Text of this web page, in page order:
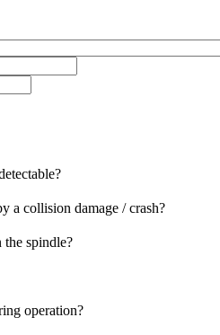
a collision damage / crash?
the spindle?
operation?